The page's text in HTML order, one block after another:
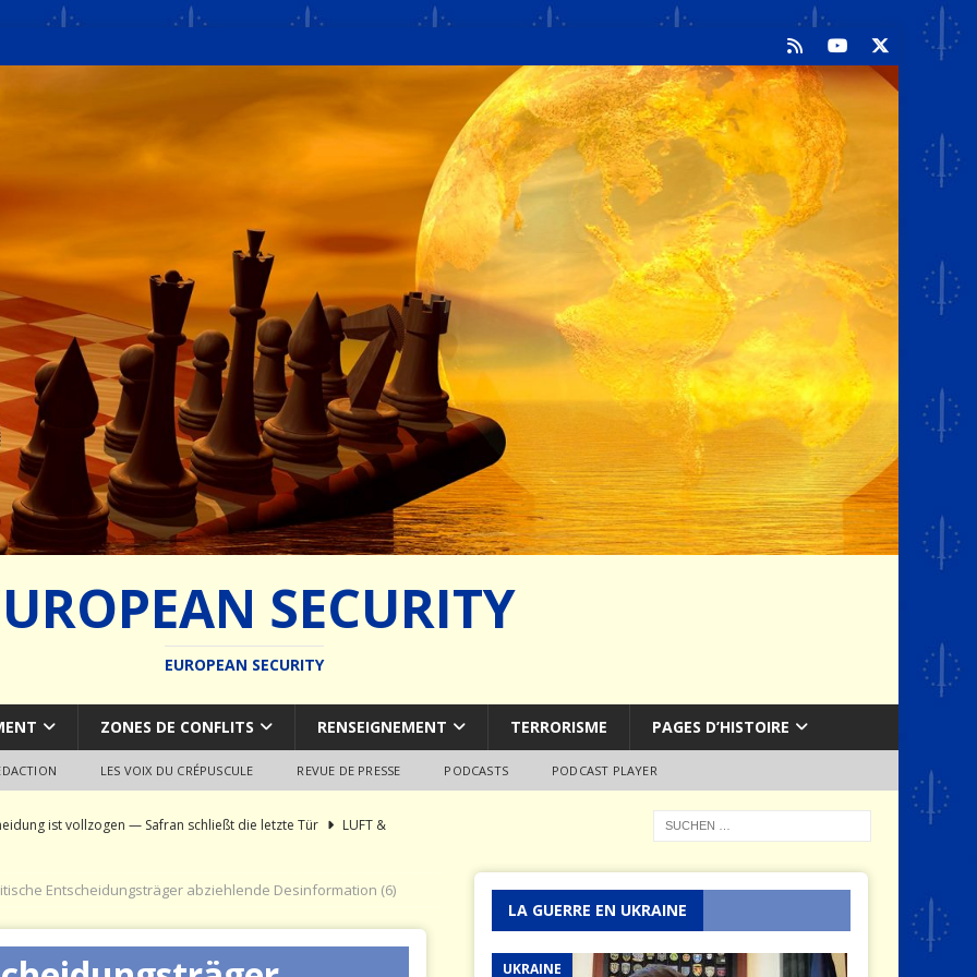
SECURITY
EUROPEAN SECURITY
ZONES DE CONFLITS RENSEIGNEMENT TERRORISME PAGES D’HISTOIRE
LES VOIX DU CRÉPUSCULE REVUE DE PRESSE PODCASTS PODCAST PLAYER
ist vollzogen — Safran schließt die letzte Tür
LUFT &
Syndrom: Autopsie eines europäischen Fähigkeitsschiff-bruchs
des weltweiten Marineschiffbaus
MARINE
Entscheidungsträger abziehlende Desinformation (6)
LA GUERRE EN UKRAINE
UKRAINE